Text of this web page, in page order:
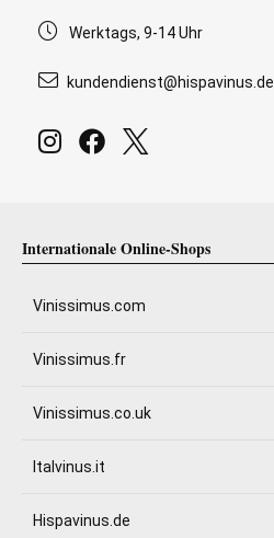
Werktags, 9-14 Uhr
kundendienst@hispavinus.de
Internationale Online-Shops
Vinissimus.com
Vinissimus.fr
Vinissimus.co.uk
Italvinus.it
Hispavinus.de